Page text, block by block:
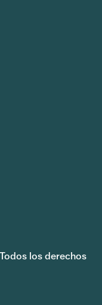
los derechos